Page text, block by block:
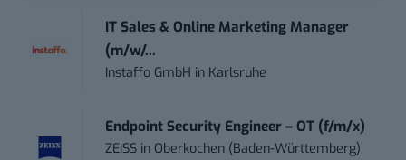
IT Sales & Online Marketing Manager
(m/w/...
Instaffo GmbH in Karlsruhe
Endpoint Security Engineer – OT (f/m/x)
ZEISS in Oberkochen (Baden-Württemberg),